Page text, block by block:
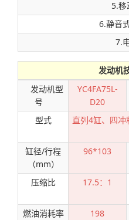
5.移
6.静音
7.
发动机
发动机型
号
YC4FA75L-
D20
型式
直列4缸、四
缸径/行程
（mm）
96*103
压缩比 17.5：1
燃油消耗率
198